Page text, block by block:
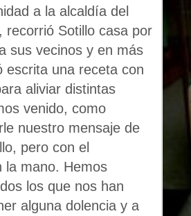
a la alcaldía del
recorrió Sotillo casa por
sus vecinos y en más
escrita una receta con
aliviar distintas
venido, como
nuestro mensaje de
pero con el
la mano. Hemos
los que nos han
alguna dolencia y a